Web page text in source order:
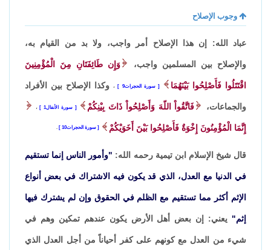
وجوب الإصلاح
عباد الله: إن هذا الإصلاح أمر واجب، ولا بد من القيام به،
والإصلاح بين المسلمين واجب، وَإِن طَائِفَتَانِ مِنَ الْمُؤْمِنِينَ
اقْتَتَلُوا فَأَصْلِحُوا بَيْنَهُمَا سورة الحجرات9 ، وكذا الإصلاح بين الأفراد
والجماعات، فَاتَّقُواْ اللّهَ وَأَصْلِحُواْ ذَاتَ بِيْنِكُمْ سورة الأنفال1 ،
إِنَّمَا الْمُؤْمِنُونَ إِخْوَةٌ فَأَصْلِحُوا بَيْنَ أَخَوَيْكُمْ سورة الحجرات10
قال شيخ الإسلام ابن تيمية رحمه الله: "وأمور الناس إنما تستقيم
في الدنيا مع العدل، الذي قد يكون فيه الاشتراك في بعض أنواع
الإثم أكثر مما تستقيم مع الظلم في الحقوق وإن لم يشترك فيها
إثم" يعني: إن بعض أهل الأرض يكون عندهم تمكين وهم في
شيء من العدل مع كونهم على كفر أحياناً من أجل العدل الذي